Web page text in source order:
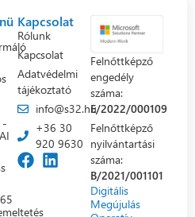
-
Kapcsolat
Rólunk
Kapcsolat
Adatvédelmi
tájékoztató
info@s32.hu
+36 30
920 9630
Felnőttképző
engedély
száma:
E/2022/000109
Felnőttképző
nyilvántartási
száma:
B/2021/001101
Digitális
Megújulás